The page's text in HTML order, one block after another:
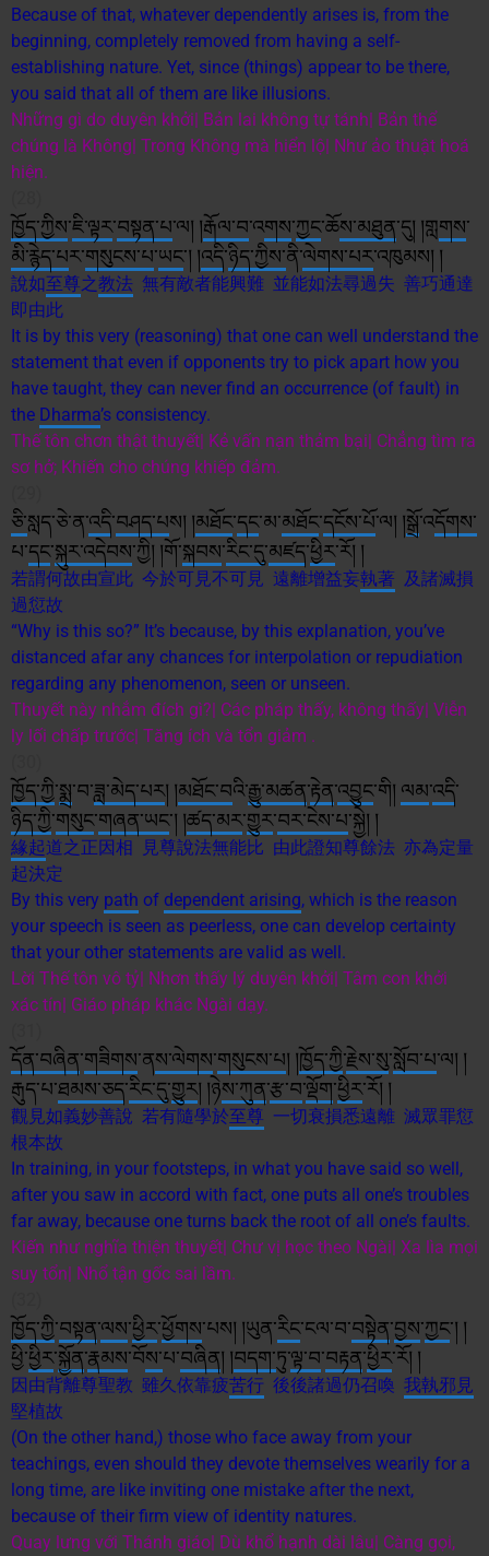
Because of that, whatever dependently arises is, from the
beginning, completely removed from having a self-
establishing nature. Yet, since (things) appear to be there,
you said that all of them are like illusions.
Những gì do duyên khởi| Bản lai không tự tánh| Bản thể
chúng là Không| Trong Không mà hiển lộ| Như ảo thuật hoá
hiện.
ཁྱོད་ཀྱིས་ཇི་ལྟར་བསྟན་པ་ལ། །རྒོལ་བ་འགས་ཀྱང་ཆོས་མཐུན་དུ། །གླགས་
མི་རྙེད་པར་གསུངས་པ་ཡང༌། །འདི་ཉིད་ཀྱིས་ནི་ལེགས་པར་འཁུམས། །
說如至尊之教法 無有敵者能興難 並能如法尋過失 善巧通達
即由此
It is by this very (reasoning) that one can well understand the
statement that even if opponents try to pick apart how you
have taught, they can never find an occurrence (of fault) in
the Dharma’s consistency.
Thế tôn chơn thật thuyết| Kẻ vấn nạn thảm bại| Chẳng tìm ra
sơ hở; Khiến cho chúng khiếp đảm.
ཅི་སླད་ཅེ་ན་འདི་བཤད་པས། །མཐོང་དང་མ་མཐོང་དངོས་པོ་ལ། །སྒྲོ་འདོགས་
པ་དང་སྐུར་འདེབས་ཀྱི། །གོ་སྐབས་རིང་དུ་མཛད་ཕྱིར་རོ། །
若謂何故由宣此 今於可見不可見 遠離增益妄執著 及諸滅損
過愆故
“Why is this so?” It’s because, by this explanation, you’ve
distanced afar any chances for interpolation or repudiation
regarding any phenomenon, seen or unseen.
Thuyết này nhắm đích gì?| Các pháp thấy, không thấy| Viễn
ly lối chấp trước| Tăng ích và tổn giảm .
ཁྱོད་ཀྱི་སྨྲ་བ་ཟླ་མེད་པར། །མཐོང་བའི་རྒྱུ་མཚན་རྟེན་འབྱུང་གི། ལམ་འདི་
ཉིད་ཀྱི་གསུང་གཞན་ཡང༌། །ཚད་མར་གྱུར་བར་ངེས་པ་སྐྱེ། །
緣起道之正因相 見尊說法無能比 由此證知尊餘法 亦為定量
起決定
By this very path of dependent arising, which is the reason
your speech is seen as peerless, one can develop certainty
that your other statements are valid as well.
Lời Thế tôn vô tỷ| Nhơn thấy lý duyên khởi| Tâm con khởi
xác tín| Giáo pháp khác Ngài dạy.
དོན་བཞིན་གཟིགས་ནས་ལེགས་གསུངས་པ། །ཁྱོད་ཀྱི་རྗེས་སུ་སློབ་པ་ལ། །
རྒུད་པ་ཐམས་ཅད་རིང་དུ་གྱུར། །ཉེས་ཀུན་རྩ་བ་ལྡོག་ཕྱིར་རོ། །
觀見如義妙善說 若有隨學於至尊 一切衰損悉遠離 滅眾罪愆
根本故
In training, in your footsteps, in what you have said so well,
after you saw in accord with fact, one puts all one’s troubles
far away, because one turns back the root of all one’s faults.
Kiến như nghĩa thiện thuyết| Chư vị học theo Ngài| Xa lìa mọi
suy tổn| Nhổ tận gốc sai lầm.
ཁྱོད་ཀྱི་བསྟན་ལས་ཕྱིར་ཕྱོགས་པས། །ཡུན་རིང་ངལ་བ་བསྟེན་བྱས་ཀྱང༌། །
ཕྱི་ཕྱིར་སྐྱོན་རྣམས་བོས་པ་བཞིན། །བདག་ཏུ་ལྟ་བ་བརྟན་ཕྱིར་རོ། །
因由背離尊聖教 雖久依靠疲苦行 後後諸過仍召喚 我執邪見
堅植故
(On the other hand,) those who face away from your
teachings, even should they devote themselves wearily for a
long time, are like inviting one mistake after the next,
because of their firm view of identity natures.
Quay lưng với Thánh giáo| Dù khổ hạnh dài lâu| Càng gọi,